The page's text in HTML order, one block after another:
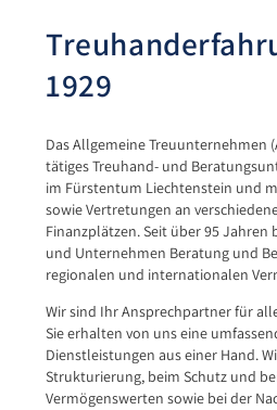
1929
Das Allgemeine Treuunternehmen
tätiges Treuhand- und
im Fürstentum Liechtenstein und
sowie Vertretungen an
Finanzplätzen. Seit über 95
und Unternehmen Beratung und
regionalen und internationalen
Wir sind Ihr Ansprechpartner für
Sie erhalten von uns eine
Dienstleistungen aus einer Hand.
Strukturierung, beim Schutz und
Vermögenswerten sowie bei der